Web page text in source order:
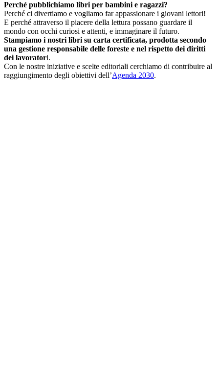
Perché pubblichiamo libri per bambini e ragazzi?
Perché ci divertiamo e vogliamo far appassionare i giovani lettori!
E perché attraverso il piacere della lettura possano guardare il
mondo con occhi curiosi e attenti, e immaginare il futuro.
Stampiamo i nostri libri su carta certificata, prodotta secondo
una gestione responsabile delle foreste e nel rispetto dei diritti
dei lavoratori.
Con le nostre iniziative e scelte editoriali cerchiamo di contribuire al
raggiungimento degli obiettivi dell’Agenda 2030.